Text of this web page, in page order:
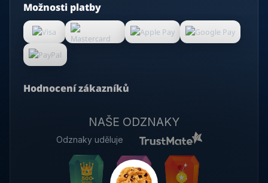
Možnosti platby
Hodnocení zákazníků
NAŠE ODZNAKY
Odznaky uděluje